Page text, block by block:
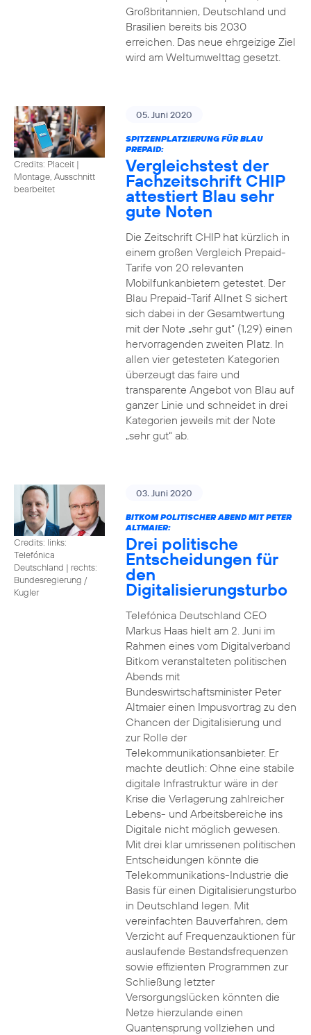
Großbritannien, Deutschland und
Brasilien bereits bis 2030
erreichen. Das neue ehrgeizige Ziel
wird am Weltumwelttag gesetzt.
Credits: Placeit |
Montage, Ausschnitt
bearbeitet
05. Juni 2020
SPITZENPLATZIERUNG FÜR BLAU
PREPAID:
Vergleichstest der
Fachzeitschrift CHIP
attestiert Blau sehr
gute Noten
Die Zeitschrift CHIP hat kürzlich in
einem großen Vergleich Prepaid-
Tarife von 20 relevanten
Mobilfunkanbietern getestet. Der
Blau Prepaid-Tarif Allnet S sichert
sich dabei in der Gesamtwertung
mit der Note „sehr gut“ (1,29) einen
hervorragenden zweiten Platz. In
allen vier getesteten Kategorien
überzeugt das faire und
transparente Angebot von Blau auf
ganzer Linie und schneidet in drei
Kategorien jeweils mit der Note
„sehr gut“ ab.
Credits: links:
Telefónica
Deutschland | rechts:
Bundesregierung /
Kugler
03. Juni 2020
BITKOM POLITISCHER ABEND MIT PETER
ALTMAIER:
Drei politische
Entscheidungen für
den
Digitalisierungsturbo
Telefónica Deutschland CEO
Markus Haas hielt am 2. Juni im
Rahmen eines vom Digitalverband
Bitkom veranstalteten politischen
Abends mit
Bundeswirtschaftsminister Peter
Altmaier einen Impusvortrag zu den
Chancen der Digitalisierung und
zur Rolle der
Telekommunikationsanbieter. Er
machte deutlich: Ohne eine stabile
digitale Infrastruktur wäre in der
Krise die Verlagerung zahlreicher
Lebens- und Arbeitsbereiche ins
Digitale nicht möglich gewesen.
Mit drei klar umrissenen politischen
Entscheidungen könnte die
Telekommunikations-Industrie die
Basis für einen Digitalisierungsturbo
in Deutschland legen. Mit
vereinfachten Bauverfahren, dem
Verzicht auf Frequenzauktionen für
auslaufende Bestandsfrequenzen
sowie effizienten Programmen zur
Schließung letzter
Versorgungslücken könnten die
Netze hierzulande einen
Quantensprung vollziehen und